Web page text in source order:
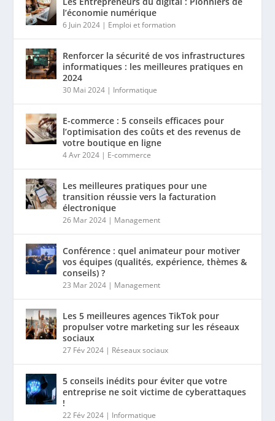
l’économie numérique
6 Juin 2024 | Emploi et formation
Renforcer la sécurité de vos infrastructures
informatiques : les meilleures pratiques en
2024
30 Mai 2024 | Informatique
E-commerce : 5 conseils efficaces pour
l’optimisation des coûts et des revenus de
votre boutique en ligne
4 Avr 2024 | E-commerce
Les meilleures pratiques pour une
transition réussie vers la facturation
électronique
26 Mar 2024 | Management
Conférence : quel animateur pour motiver
vos équipes (qualités, expérience, thèmes &
conseils) ?
23 Mar 2024 | Management
Les 5 meilleures agences TikTok pour
propulser votre marketing sur les réseaux
sociaux
27 Fév 2024 | Réseaux sociaux
5 conseils inédits pour éviter que votre
entreprise ne soit victime de cyberattaques
!
22 Fév 2024 | Informatique